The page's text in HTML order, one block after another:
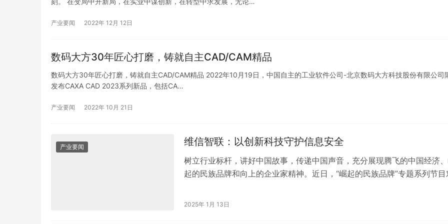
产业要闻 2022年 12月 12日
数码大方30年匠心打磨，铸就自主CAD/CAM精品
数码大方30年匠心打磨，铸就自主CAD/CAM精品 2022年10月19日，中国自主的工业软件公司-北京数码大方科技股份有限公司
发布CAXA CAD 2023系列新品，包括CA…
产业要闻 2022年 10月 21日
产业要闻 维信智联：以创新科技守护信息安全
树立行业标杆，讲好中国故事，传递中国声音，充分展现腾飞的中国经济
起的民族品牌和向上的企业家精神。近日，“崛起的民族品牌”专题系列节目
2025年 1月 13日